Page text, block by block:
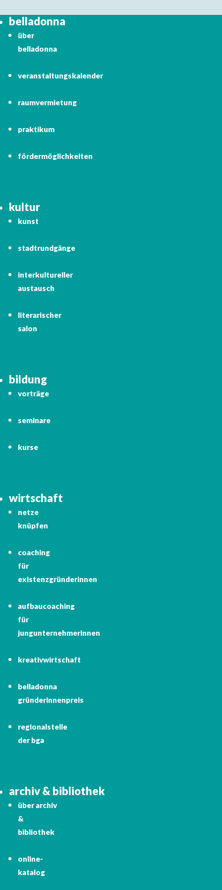
belladonna
über
belladonna
veranstaltungskalender
raumvermietung
praktikum
fördermöglichkeiten
kultur
kunst
stadtrundgänge
interkultureller
austausch
literarischer
salon
bildung
vorträge
seminare
kurse
wirtschaft
netze
knüpfen
coaching
für
existenzgründerinnen
aufbaucoaching
für
jungunternehmerinnen
kreativwirtschaft
belladonna
gründerinnenpreis
regionalstelle
der bga
archiv & bibliothek
über archiv
&
bibliothek
online-
katalog